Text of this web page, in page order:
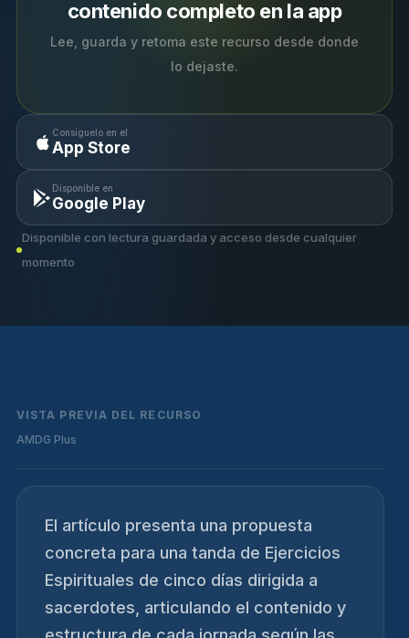
contenido completo en la app
Lee, guarda y retoma este recurso desde donde
lo dejaste.
Consíguelo en el
App Store
Disponible en
Google Play
Disponible con lectura guardada y acceso desde cualquier
momento
VISTA PREVIA DEL RECURSO
AMDG Plus
El artículo presenta una propuesta
concreta para una tanda de Ejercicios
Espirituales de cinco días dirigida a
sacerdotes, articulando el contenido y